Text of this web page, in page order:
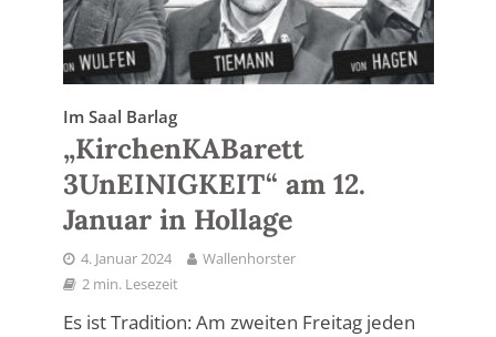
Im Saal Barlag
„KirchenKABarett
3UnEINIGKEIT“ am 12.
Januar in Hollage
4. Januar 2024
Wallenhorster
2 min. Lesezeit
Es ist Tradition: Am zweiten Freitag jeden